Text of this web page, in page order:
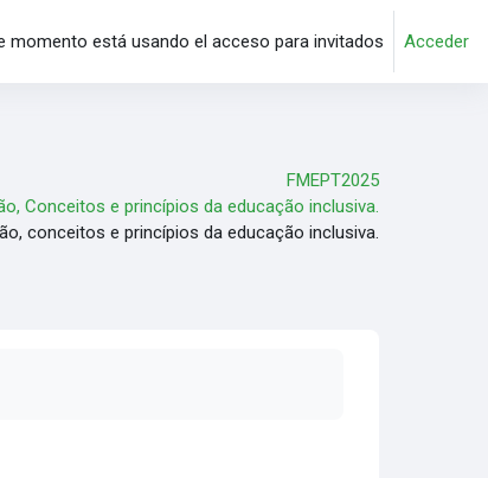
momento está usando el acceso para invitados Acceder
FMEPT2025
Conceitos e princípios da educação inclusiva.
conceitos e princípios da educação inclusiva.